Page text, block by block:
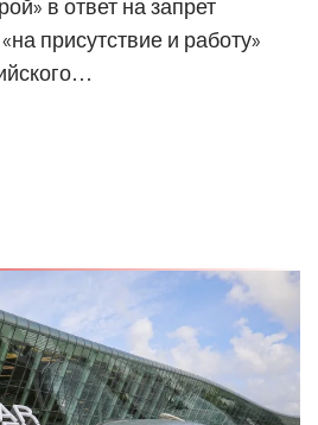
в ответ на запрет
присутствие и работу»